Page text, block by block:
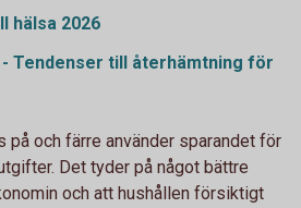
hälsa 2026
Tendenser till återhämtning för
på och färre använder sparandet för
Det tyder på något bättre
och att hushållen försiktigt